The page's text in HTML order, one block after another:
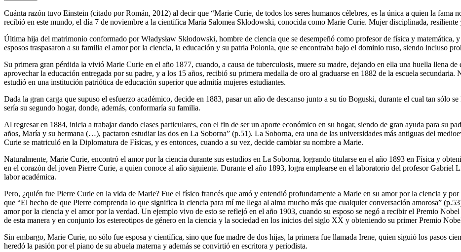
Cuánta razón tuvo Einstein (citado por Román, 2012) al decir que “Marie Curie, de todos los seres humanos célebres, es la única a quien la fama
recibió en este mundo, el día 7 de noviembre a la científica María Salomea Skłodowski, conocida como Marie Curie. Mujer disciplinada,
Última hija del matrimonio conformado por Władysław Skłodowski, hombre de ciencia que se desempeñó como profesor de física y
esposos traspasaron a su familia el amor por la ciencia, la educación y su patria Polonia, que se encontraba bajo el dominio ruso, siendo incluso
Su primera gran pérdida la vivió Marie Curie en el año 1877, cuando, a causa de tuberculosis, muere su madre, dejando en ella una huella llena
aprovechar la educación entregada por su padre, y a los 15 años, recibió su primera medalla de oro al graduarse en 1882 de la escuela
estudió en una institución patriótica de educación superior que admitía mujeres estudiantes.
Dada la gran carga que supuso el esfuerzo académico, decide en 1883, pasar un año de descanso junto a su tío Boguski, durante el cual tan sólo
sería su segundo hogar, donde, además, conformaría su familia.
Al regresar en 1884, inicia a trabajar dando clases particulares, con el fin de ser un aporte económico en su hogar, siendo de gran ayuda para su
años, María y su hermana (…), pactaron estudiar las dos en La Soborna” (p.51). La Soborna, era una de las universidades más antiguas del
Curie se matriculó en la Diplomatura de Físicas, y es entonces, cuando a su vez, decide cambiar su nombre a Marie.
Naturalmente, Marie Curie, encontró el amor por la ciencia durante sus estudios en La Soborna, logrando titularse en el año 1893 en Física y
en el corazón del joven Pierre Curie, a quien conoce al año siguiente. Durante el año 1893, logra emplearse en el laboratorio del profesor Gabriel
labor académica.
Pero, ¿quién fue Pierre Curie en la vida de Marie? Fue el físico francés que amó y entendió profundamente a Marie en su amor por la ciencia y
que “El hecho de que Pierre comprenda lo que significa la ciencia para mí me llega al alma mucho más que cualquier conversación amorosa”
amor por la ciencia y el amor por la verdad. Un ejemplo vivo de esto se reflejó en el año 1903, cuando su esposo se negó a recibir el Premio
de esta manera y en conjunto los estereotipos de género en la ciencia y la sociedad en los inicios del siglo XX y obteniendo su primer Premio
Sin embargo, Marie Curie, no sólo fue esposa y científica, sino que fue madre de dos hijas, la primera fue llamada Irene, quien siguió los pasos
heredó la pasión por el piano de su abuela materna y además se convirtió en escritora y periodista.